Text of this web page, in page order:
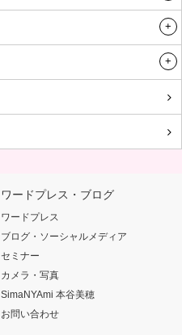
ワードプレス・ブログ
ワードプレス
ブログ・ソーシャルメディア
セミナー
カメラ・写真
SimaNYAmi 本谷美穂
お問い合わせ